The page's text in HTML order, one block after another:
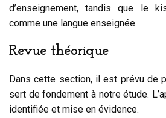
d’enseignement, tandis que le
comme une langue enseignée.
Revue théorique
Dans cette section, il est prévu de
sert de fondement à notre étude.
identifiée et mise en évidence.